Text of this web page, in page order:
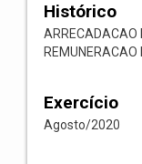
Histórico
ARRECADACAO
Exercício
Agosto/2020